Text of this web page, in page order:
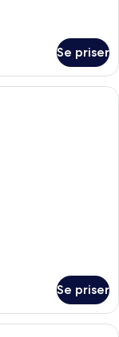
Se priser
topp kvalitet, minibar,
Se priser
topp kvalitet, minibar,